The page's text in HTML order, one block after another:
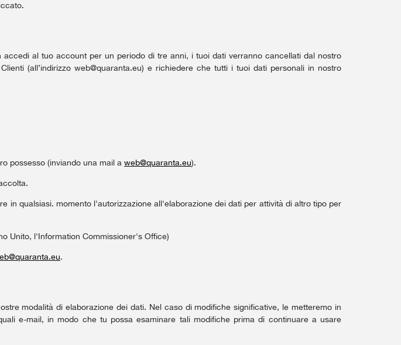
al tuo account per un periodo di tre anni, i tuoi dati verranno cancellati dal nostro
(all’indirizzo web@quaranta.eu) e richiedere che tutti i tuoi dati personali in nostro
possesso (inviando una mail a web@quaranta.eu).
qualsiasi. momento l'autorizzazione all'elaborazione dei dati per attività di altro tipo per
Unito, l'Information Commissioner's Office)
.
modalità di elaborazione dei dati. Nel caso di modifiche significative, le metteremo in
e-mail, in modo che tu possa esaminare tali modifiche prima di continuare a usare